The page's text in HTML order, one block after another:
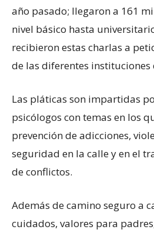
año pasado; llegaron a 161
nivel básico hasta
recibieron estas charlas a
de las diferentes instituciones
Las pláticas son impartidas
psicólogos con temas en los
prevención de adicciones,
seguridad en la calle y en el
de conflictos.
Además de camino seguro a
cuidados, valores para